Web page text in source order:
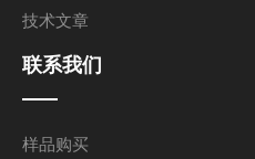
技术文章
联系我们
样品购买